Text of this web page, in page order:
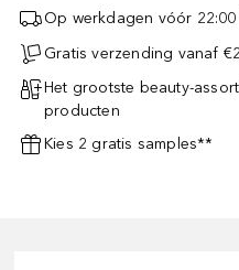
Op werkdagen vóór
Gratis verzending vanaf
Het grootste beauty-
producten
Kies 2 gratis samples**